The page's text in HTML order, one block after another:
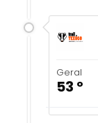
Geral
53 º